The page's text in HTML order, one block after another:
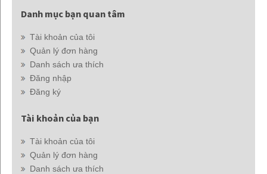
Danh mục bạn quan tâm
Tài khoản của tôi
Quản lý đơn hàng
Danh sách ưa thích
Đăng nhập
Đăng ký
Tài khoản của bạn
Tài khoản của tôi
Quản lý đơn hàng
Danh sách ưa thích